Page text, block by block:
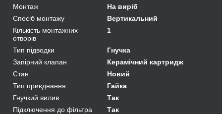
Монтаж
На виріб
Спосіб монтажу
Вертикальний
Кількість монтажних
отворів
1
Тип підводки
Гнучка
Запірний клапан
Керамічний картридж
Стан
Новий
Тип приєднання
Гайка
Гнучкий вилив
Так
Підключення до фільтра
Так